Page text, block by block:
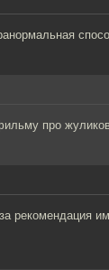
про
рекомендация